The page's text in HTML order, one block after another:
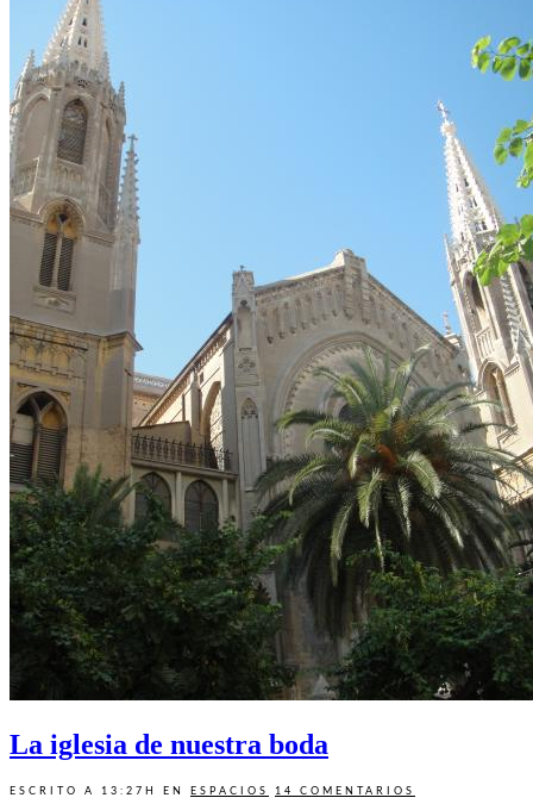
La iglesia de nuestra boda
ESCRITO A 13:27H EN ESPACIOS 14 COMENTARIOS